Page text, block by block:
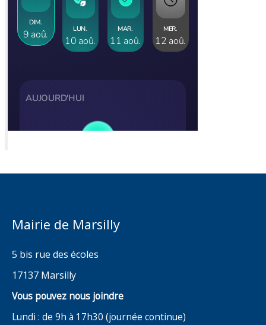
Mairie de Marsilly
5 bis rue des écoles
17137 Marsilly
Vous pouvez nous joindre
Lundi : de 9h à 17h30 (journée continue)